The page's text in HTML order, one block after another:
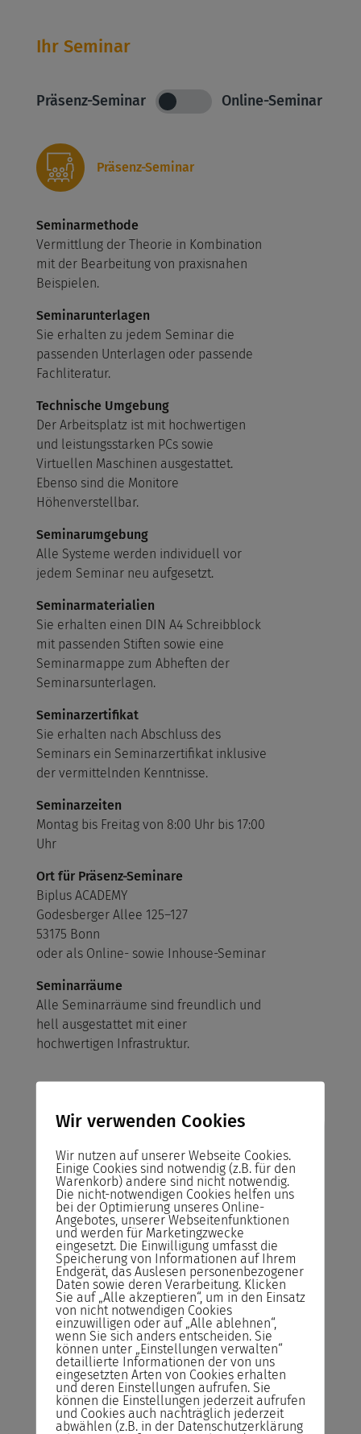
Ihr Seminar
Präsenz-Seminar Online-Seminar
Präsenz-Seminar
Seminarmethode
Vermittlung der Theorie in Kombination
mit der Bearbeitung von praxisnahen
Beispielen.
Seminarunterlagen
Sie erhalten zu jedem Seminar die
passenden Unterlagen oder passende
Fachliteratur.
Technische Umgebung
Der Arbeitsplatz ist mit hochwertigen
und leistungsstarken PCs sowie
Virtuellen Maschinen ausgestattet.
Ebenso sind die Monitore
Höhenverstellbar.
Seminarumgebung
Alle Systeme werden individuell vor
jedem Seminar neu aufgesetzt.
Seminarmaterialien
Sie erhalten einen DIN A4 Schreibblock
mit passenden Stiften sowie eine
Seminarmappe zum Abheften der
Seminarsunterlagen.
Seminarzertifikat
Sie erhalten nach Abschluss des
Seminars ein Seminarzertifikat inklusive
der vermittelnden Kenntnisse.
Seminarzeiten
Montag bis Freitag von 8:00 Uhr bis 17:00
Uhr
Ort für Präsenz-Seminare
Biplus ACADEMY
Godesberger Allee 125–127
53175 Bonn
oder als Online- sowie Inhouse-Seminar
Seminarräume
Alle Seminarräume sind freundlich und
hell ausgestattet mit einer
hochwertigen Infrastruktur.
Risikofreies Buchen
unserer Seminare
Abrechnung
Sie zahlen das Seminar erst nach der
Durchführung und nicht im Voraus!
Rücktrittsrecht
Sie können kostenlos bis zum Vortrag des
Seminars von der Buchung zurücktreten.
Reservieren statt Buchen!
Reservieren Sie Ihren Seminarplatz –
Buchen Sie das Seminar erst ein Tag vor
Seminarstart.
Wir verwenden Cookies
Wir nutzen auf unserer Webseite Cookies.
Einige Cookies sind notwendig (z.B. für den
Warenkorb) andere sind nicht notwendig.
Die nicht-notwendigen Cookies helfen uns
bei der Optimierung unseres Online-
Angebotes, unserer Webseitenfunktionen
und werden für Marketingzwecke
eingesetzt. Die Einwilligung umfasst die
Speicherung von Informationen auf Ihrem
Endgerät, das Auslesen personenbezogener
Daten sowie deren Verarbeitung. Klicken
Sie auf „Alle akzeptieren“, um in den Einsatz
von nicht notwendigen Cookies
einzuwilligen oder auf „Alle ablehnen“,
wenn Sie sich anders entscheiden. Sie
können unter „Einstellungen verwalten“
detaillierte Informationen der von uns
eingesetzten Arten von Cookies erhalten
und deren Einstellungen aufrufen. Sie
können die Einstellungen jederzeit aufrufen
und Cookies auch nachträglich jederzeit
abwählen (z.B. in der Datenschutzerklärung